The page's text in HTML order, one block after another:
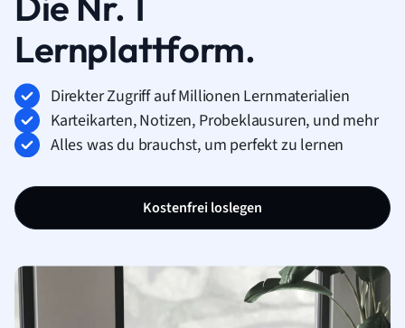
Lernplattform.
Direkter Zugriff auf Millionen Lernmaterialien
Karteikarten, Notizen, Probeklausuren, und mehr
Alles was du brauchst, um perfekt zu lernen
Kostenfrei loslegen